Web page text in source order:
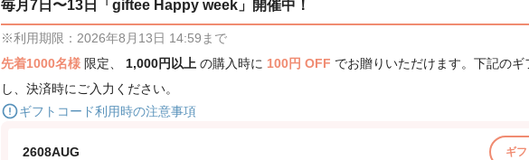
毎月7日〜13日「giftee Happy week」開催中！
※利用期限：2026年8月13日 14:59まで
先着1000名様 限定、 1,000円以上 の購入時に 100円 OFF でお贈りいただけます。下記の
し、決済時にご入力ください。
ギフトコード利用時の注意事項
2608AUG ギ